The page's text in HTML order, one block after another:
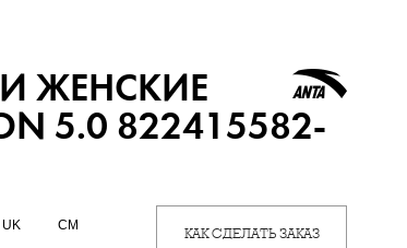
ЖЕНСКИЕ
5.0 822415582-
UK CM КАК СДЕЛАТЬ ЗАКАЗ